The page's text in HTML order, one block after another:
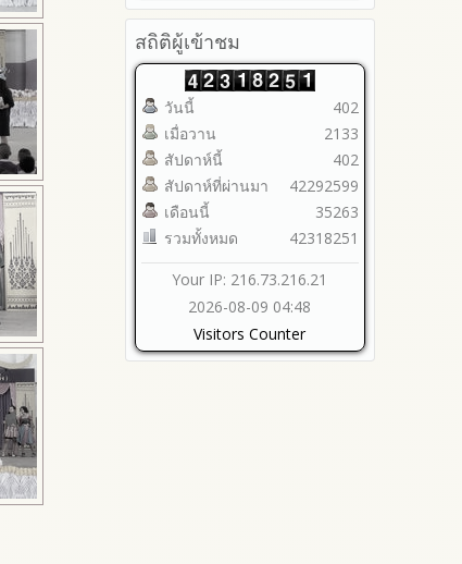
รายงานผลการดำเนินการเพื่อ
ส่งเสริมคุณธรรมและความ
โปร่งใสภายใน สพท. ประจำ
ปีงบประมาณ
สถิติผู้เข้าชม
วันนี้
เมื่อวาน
สัปดาห์นี้
สัปดาห์ที่ผ่านมา
เดือนนี้
รวมทั้งหมด
402
2133
402
42292599
35263
42318251
Your IP: 216.73.216.21
2026-08-09 04:48
Visitors Counter